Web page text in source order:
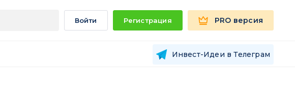
Войти Регистрация PRO версия
Инвест-Идеи в Телеграм